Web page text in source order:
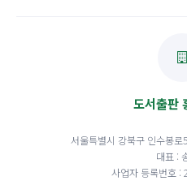
도서출판
서울특별시 강북구 인수봉
대표 :
사업자 등록번호